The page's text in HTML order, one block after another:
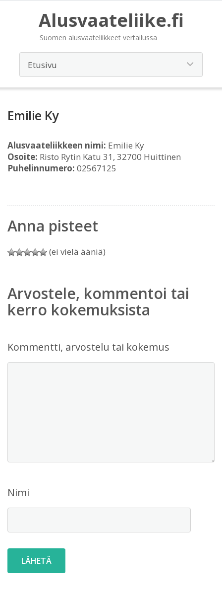
Alusvaateliike.fi
Suomen alusvaateliikkeet vertailussa
Emilie Ky
Alusvaateliikkeen nimi: Emilie Ky
Osoite: Risto Rytin Katu 31, 32700 Huittinen
Puhelinnumero: 02567125
Anna pisteet
(ei vielä ääniä)
Arvostele, kommentoi tai
kerro kokemuksista
Kommentti, arvostelu tai kokemus
Nimi